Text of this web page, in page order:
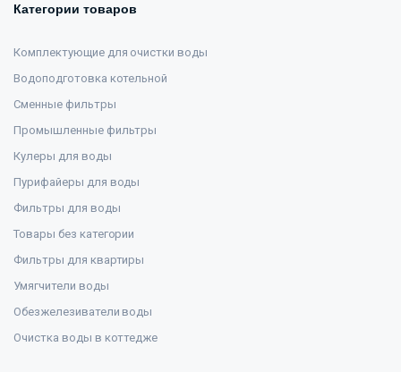
Категории товаров
Комплектующие для очистки воды
Водоподготовка котельной
Сменные фильтры
Промышленные фильтры
Кулеры для воды
Пурифайеры для воды
Фильтры для воды
Товары без категории
Фильтры для квартиры
Умягчители воды
Обезжелезиватели воды
Очистка воды в коттедже